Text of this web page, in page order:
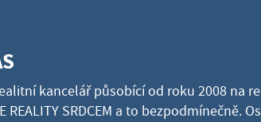
kancelář působící od roku 2008 na
REALITY SRDCEM a to